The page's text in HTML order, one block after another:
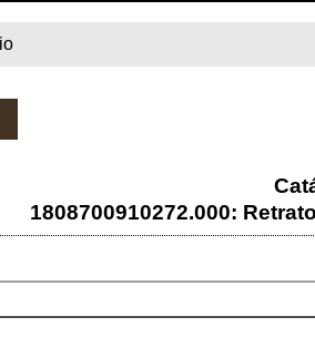
1808700910272.000: